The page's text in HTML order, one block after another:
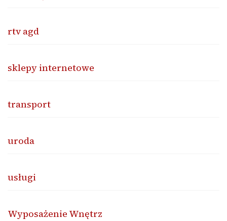
rtv agd
sklepy internetowe
transport
uroda
usługi
Wyposażenie Wnętrz